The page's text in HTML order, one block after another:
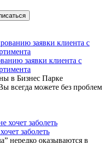
заявки клиента с
в Бизнес Парке
всегда можете без проблем
заболеть
нередко оказываются в